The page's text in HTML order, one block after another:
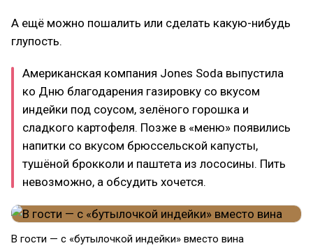
А ещё можно пошалить или сделать какую-нибудь
глупость.
Американская компания Jones Soda выпустила
ко Дню благодарения газировку со вкусом
индейки под соусом, зелёного горошка и
сладкого картофеля. Позже в «меню» появились
напитки со вкусом брюссельской капусты,
тушёной брокколи и паштета из лососины. Пить
невозможно, а обсудить хочется.
В гости — с «бутылочкой индейки» вместо вина